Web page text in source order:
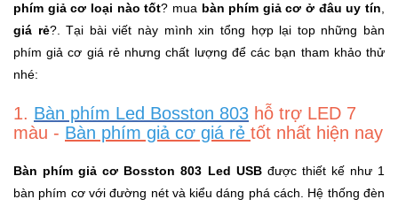
Khuyến
Mãi
bị
âm
phím giả cơ loại nào tốt? mua bàn phím giả cơ ở đâu uy tín
giá rẻ?. Tại bài viết này mình xin tổng hợp lại top những bàn
phím giả cơ giá rẻ nhưng chất lượng để các bạn tham khảo thử
nhé:
1. Bàn phím Led Bosston 803 hỗ trợ LED 7
màu - Bàn phím giả cơ giá rẻ tốt nhất hiện nay
Bàn phím giả cơ Bosston 803 Led USBđược thiết kế như 1
bàn phím cơ với đường nét và kiểu dáng phá cách. Hệ thống đèn